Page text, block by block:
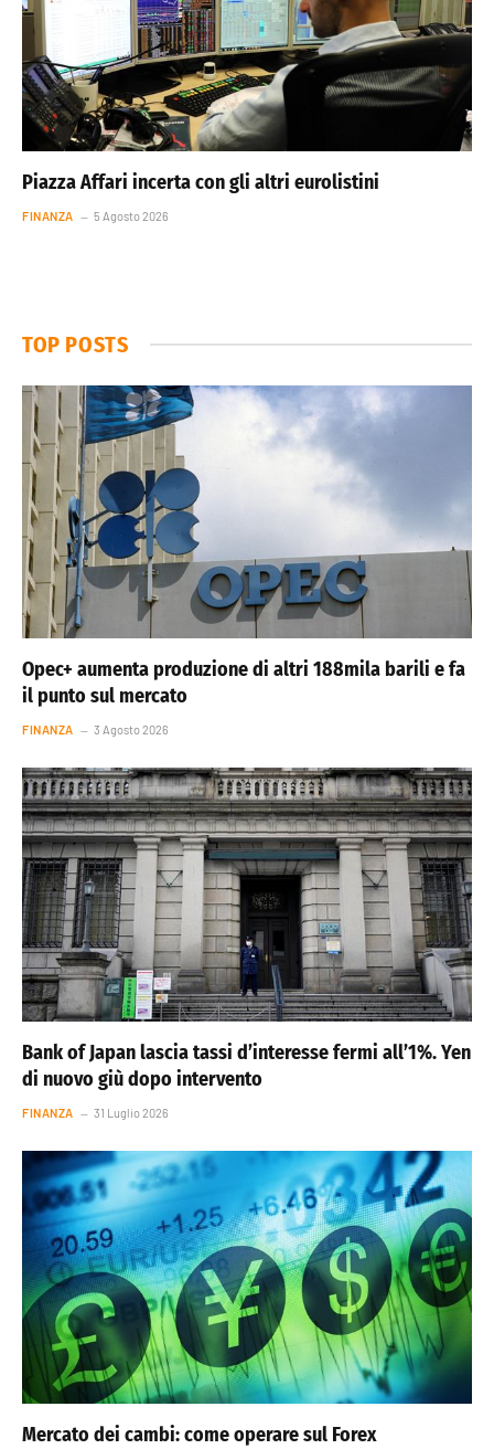
Piazza Affari incerta con gli altri eurolistini
FINANZA 5 Agosto 2026
TOP POSTS
Opec+ aumenta produzione di altri 188mila barili e fa
il punto sul mercato
FINANZA 3 Agosto 2026
Bank of Japan lascia tassi d’interesse fermi all’1%. Yen
di nuovo giù dopo intervento
FINANZA 31 Luglio 2026
Mercato dei cambi: come operare sul Forex